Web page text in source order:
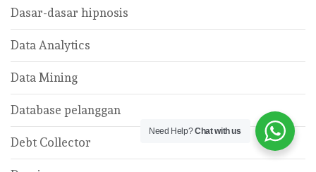
Dasar-dasar hipnosis
Data Analytics
Data Mining
Database pelanggan
Debt Collector
Need Help?Chat with us